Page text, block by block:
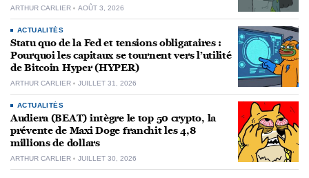
ARTHUR CARLIER AOÛT 3, 2026
ACTUALITÉS
Statu quo de la Fed et tensions obligataires :
Pourquoi les capitaux se tournent vers l’utilité
de Bitcoin Hyper (HYPER)
ARTHUR CARLIER JUILLET 31, 2026
ACTUALITÉS
Audiera (BEAT) intègre le top 50 crypto, la
prévente de Maxi Doge franchit les 4,8
millions de dollars
ARTHUR CARLIER JUILLET 30, 2026